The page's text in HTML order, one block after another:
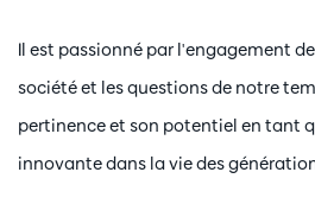
Il est passionné par l'engagement
société et les questions de notre
pertinence et son potentiel en tant
innovante dans la vie des